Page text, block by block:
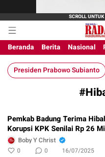
M-
Beranda
Berita Nasional
Presiden Prabowo Subianto
Pemkab Badung Terima
Korupsi KPK Senilai Rp 26
Boby Y Christ
0 0 16/07/2025